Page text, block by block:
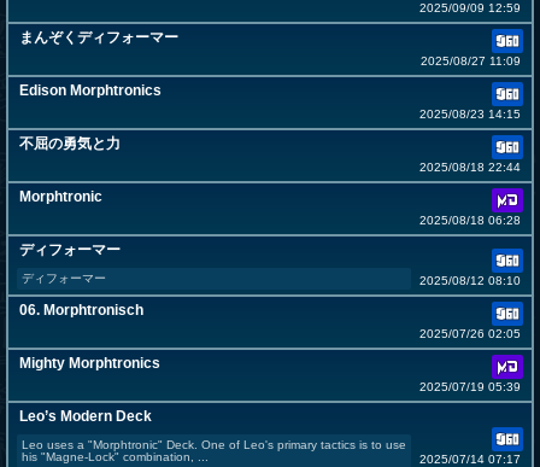
2025/09/09 12:59
まんぞくディフォーマー
2025/08/27 11:09
Edison Morphtronics
2025/08/23 14:15
不屈の勇気と力
2025/08/18 22:44
Morphtronic
2025/08/18 06:28
ディフォーマー
ディフォーマー 2025/08/12 08:10
06. Morphtronisch
2025/07/26 02:05
Mighty Morphtronics
2025/07/19 05:39
Leo’s Modern Deck
Leo uses a "Morphtronic" Deck. One of Leo's primary tactics is to use
his "Magne-Lock" combination, ...
2025/07/14 07:17